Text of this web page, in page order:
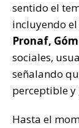
sentido el
incluyendo el
Pronaf,
sociales,
señalando
perceptible y
Hasta el